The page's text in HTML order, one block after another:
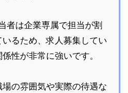
者は企業専属で担当が割
いるため、求人募集してい
性が非常に強いです。
場の雰囲気や実際の待遇な